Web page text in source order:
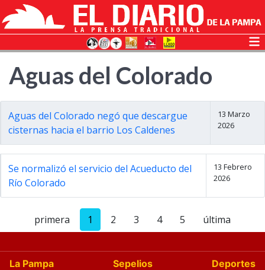
Aguas del Colorado
Aguas del Colorado negó que descargue
cisternas hacia el barrio Los Caldenes
13 Marzo
2026
Se normalizó el servicio del Acueducto del
Río Colorado
13 Febrero
2026
primera 1 2 3 4 5 última
La Pampa Sepelios
Deportes